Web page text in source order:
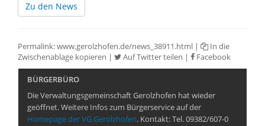
Zu den News
Permalink:www.gerolzhofen.de/news_38911.html |
In die
Zwischenablage kopieren | Auf Twitter teilen | Facebook
BÜRGERBÜRO
Die Verwaltungsgemeinschaft Gerolzhofen hat wieder
geöffnet. Weitere Infos zum Bürgerservice auf der
Homepage der VG Gerolzhofen. Kontakt: Tel. 09382/607-0